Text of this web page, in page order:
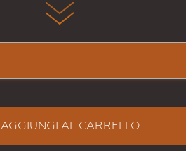
AGGIUNGI AL CARRELLO